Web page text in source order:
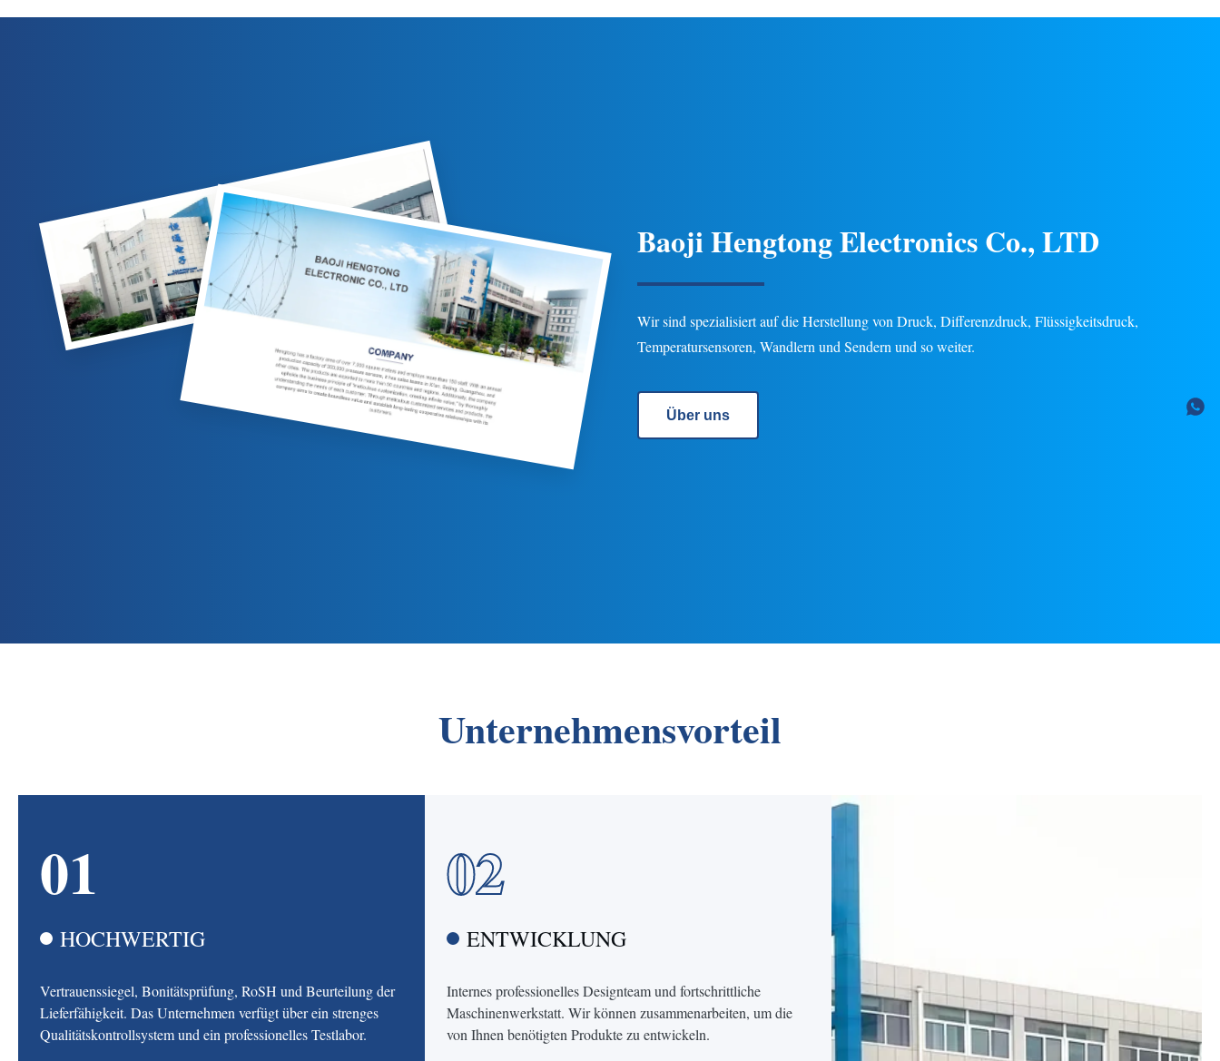
VDC-Ausgänge. Geeignet für die
Schutz und mehrere
Gas-/Flüssigkeitspipeline-Anwendungen in
Edelstahlkonstruktion, stabile Leistung,
Baoji Hengtong Electronics Co., LTD
Wir sind spezialisiert auf die Herstellung von Druck, Differenzdruck, Flüssigkeitsdruck,
Temperatursensoren, Wandlern und Sendern und so weiter.
Über uns
Unternehmensvorteil
01
HOCHWERTIG
Vertrauenssiegel, Bonitätsprüfung, RoSH und Beurteilung der
Lieferfähigkeit. Das Unternehmen verfügt über ein strenges
Qualitätskontrollsystem und ein professionelles Testlabor.
02
ENTWICKLUNG
Internes professionelles Designteam und fortschrittliche
Maschinenwerkstatt. Wir können zusammenarbeiten, um die
von Ihnen benötigten Produkte zu entwickeln.